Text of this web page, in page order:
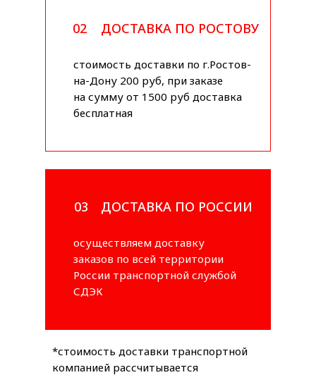
ДОСТАВКА ПО РОСТОВУ
02
стоимость доставки по г.Ростов-
на-Дону 200 руб, при заказе
на сумму от 1500 руб доставка
бесплатная
ДОСТАВКА ПО РОССИИ
03
осуществляем доставку
заказов по всей территории
России транспортной службой
СДЭК
*стоимость доставки транспортной
компанией рассчитывается